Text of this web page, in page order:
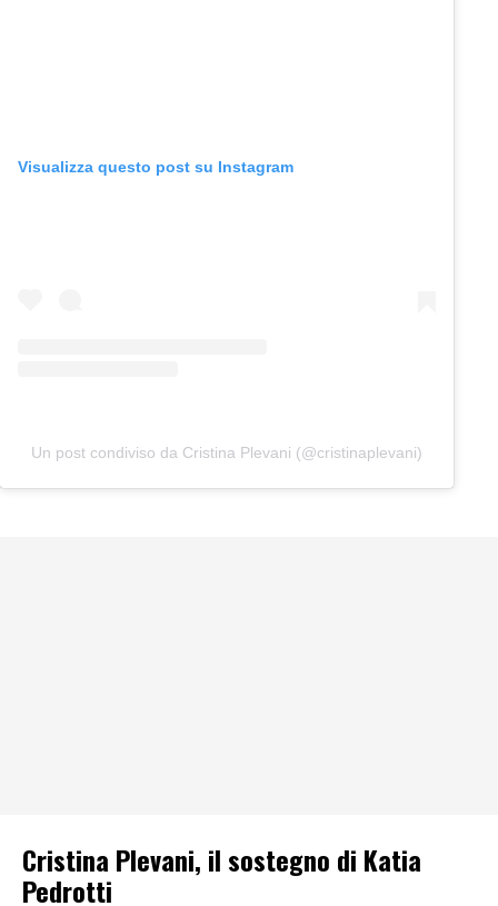
Visualizza questo post su Instagram
Un post condiviso da Cristina Plevani (@cristinaplevani)
Cristina Plevani, il sostegno di Katia
Pedrotti